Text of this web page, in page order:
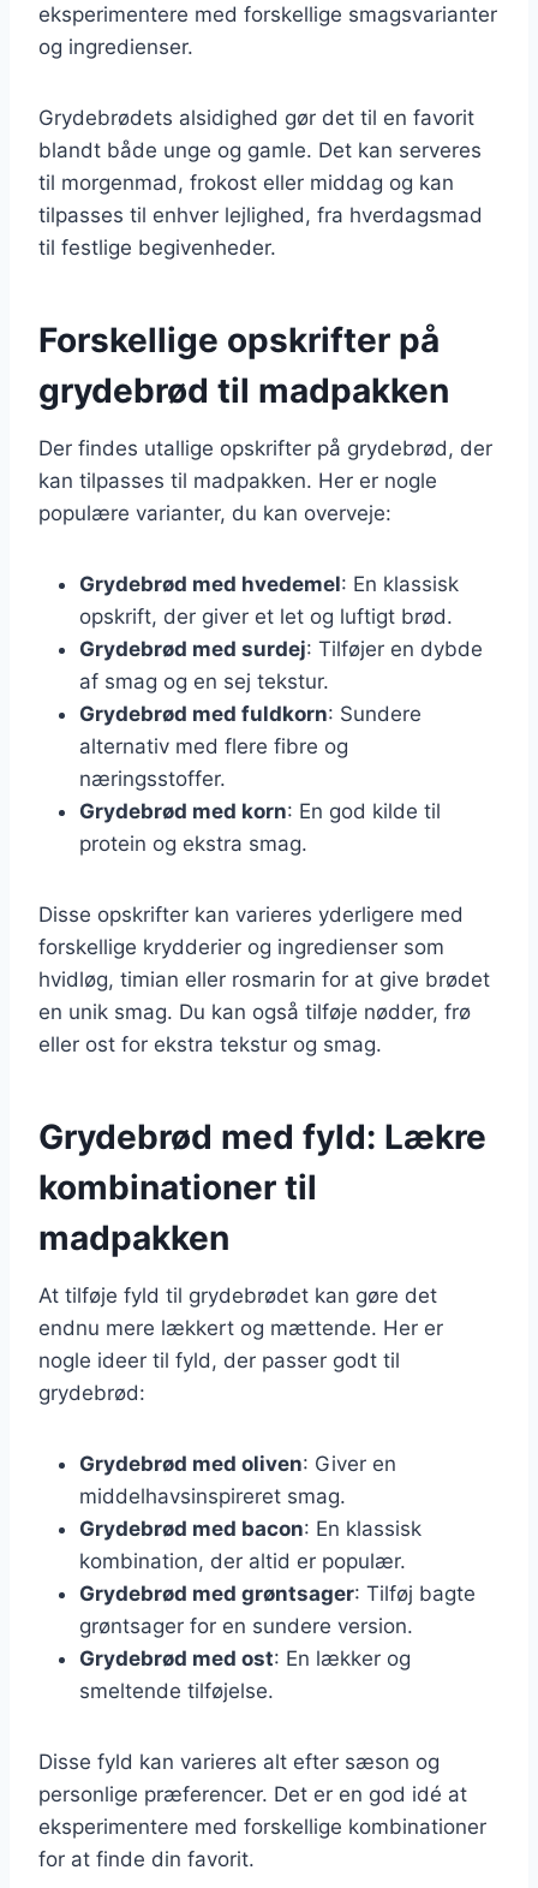
eksperimentere med forskellige smagsvarianter
og ingredienser.
Grydebrødets alsidighed gør det til en favorit
blandt både unge og gamle. Det kan serveres
til morgenmad, frokost eller middag og kan
tilpasses til enhver lejlighed, fra hverdagsmad
til festlige begivenheder.
Forskellige opskrifter på
grydebrød til madpakken
Der findes utallige opskrifter på grydebrød, der
kan tilpasses til madpakken. Her er nogle
populære varianter, du kan overveje:
Grydebrød med hvedemel: En klassisk
opskrift, der giver et let og luftigt brød.
Grydebrød med surdej: Tilføjer en dybde
af smag og en sej tekstur.
Grydebrød med fuldkorn: Sundere
alternativ med flere fibre og
næringsstoffer.
Grydebrød med korn: En god kilde til
protein og ekstra smag.
Disse opskrifter kan varieres yderligere med
forskellige krydderier og ingredienser som
hvidløg, timian eller rosmarin for at give brødet
en unik smag. Du kan også tilføje nødder, frø
eller ost for ekstra tekstur og smag.
Grydebrød med fyld: Lækre
kombinationer til
madpakken
At tilføje fyld til grydebrødet kan gøre det
endnu mere lækkert og mættende. Her er
nogle ideer til fyld, der passer godt til
grydebrød:
Grydebrød med oliven: Giver en
middelhavsinspireret smag.
Grydebrød med bacon: En klassisk
kombination, der altid er populær.
Grydebrød med grøntsager: Tilføj bagte
grøntsager for en sundere version.
Grydebrød med ost: En lækker og
smeltende tilføjelse.
Disse fyld kan varieres alt efter sæson og
personlige præferencer. Det er en god idé at
eksperimentere med forskellige kombinationer
for at finde din favorit.